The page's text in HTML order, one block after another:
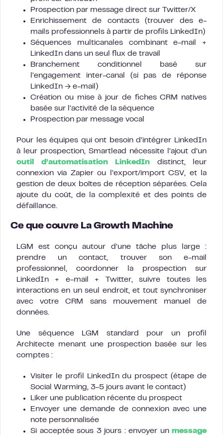
Prospection par message direct sur Twitter/X
Enrichissement de contacts (trouver des e-
mails professionnels à partir de profils LinkedIn)
Séquences multicanales combinant e-mail +
LinkedIn dans un seul flux de travail
Branchement conditionnel basé sur
l’engagement inter-canal (si pas de réponse
LinkedIn → e-mail)
Création ou mise à jour de fiches CRM natives
basée sur l’activité de la séquence
Prospection par message vocal
Pour les équipes qui ont besoin d’intégrer LinkedIn
à leur prospection, Smartlead nécessite l’ajout d’un
outil d’automatisation LinkedIn distinct, leur
connexion via Zapier ou l’export/import CSV, et la
gestion de deux boîtes de réception séparées. Cela
ajoute du coût, de la complexité et des points de
défaillance.
Ce que couvre La Growth Machine
LGM est conçu autour d’une tâche plus large :
prendre un contact, trouver son e-mail
professionnel, coordonner la prospection sur
LinkedIn + e-mail + Twitter, suivre toutes les
interactions en un seul endroit, et tout synchroniser
avec votre CRM sans mouvement manuel de
données.
Une séquence LGM standard pour un profil
Architecte menant une prospection basée sur les
comptes :
Visiter le profil LinkedIn du prospect (étape de
Social Warming, 3-5 jours avant le contact)
Liker une publication récente du prospect
Envoyer une demande de connexion avec une
note personnalisée
Si acceptée sous 3 jours : envoyer un message